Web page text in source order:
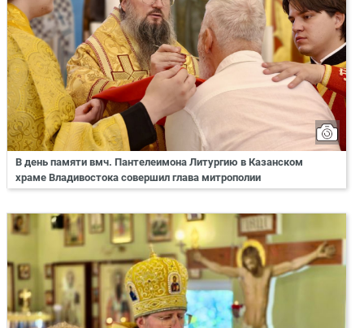
В день памяти вмч. Пантелеимона Литургию в Казанском
храме Владивостока совершил глава митрополии